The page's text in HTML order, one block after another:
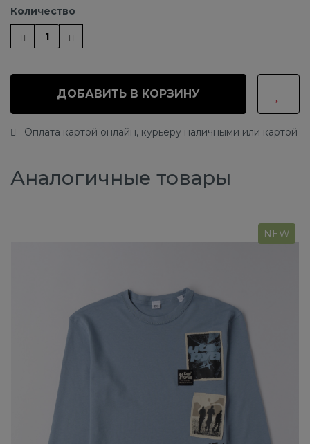
Количество
ДОБАВИТЬ В КОРЗИНУ
Оплата картой онлайн, курьеру наличными или картой
Аналогичные товары
NEW